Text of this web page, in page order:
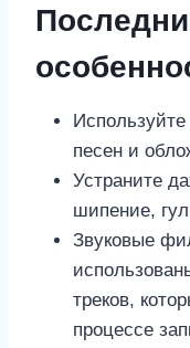
песен и
Устраните
шипение,
Звуковые
треков,
процессе